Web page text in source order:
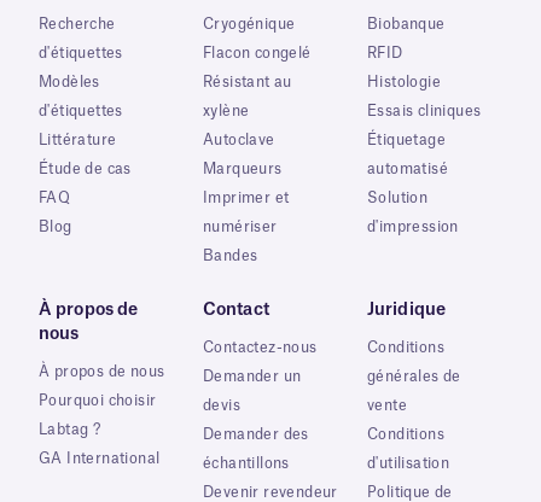
Recherche
d'étiquettes
Modèles
d'étiquettes
Littérature
Étude de cas
FAQ
Blog
Cryogénique
Flacon congelé
Résistant au
xylène
Autoclave
Marqueurs
Imprimer et
numériser
Bandes
Biobanque
RFID
Histologie
Essais cliniques
Étiquetage
automatisé
Solution
d'impression
À propos de
nous
À propos de nous
Pourquoi choisir
Labtag ?
GA International
Contact
Contactez-nous
Demander un
devis
Demander des
échantillons
Devenir revendeur
Juridique
Conditions
générales de
vente
Conditions
d'utilisation
Politique de